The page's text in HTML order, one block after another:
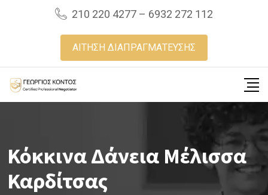
210 220 4277 – 6932 272 112
ΑΙΤΗΣΗ ΔΙΑΠΡΑΓΜΑΤΕΥΣΗΣ
Κόκκινα Δάνεια Μέλισσα
Καρδίτσας